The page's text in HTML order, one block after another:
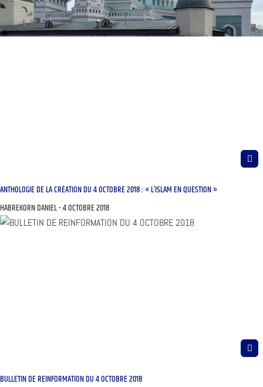
ANTHOLOGIE DE LA CRÉATION DU 4 OCTOBRE 2018 : « L’ISLAM EN QUESTION »
HABREKORN DANIEL 4 OCTOBRE 2018
BULLETIN DE REINFORMATION DU 4 OCTOBRE 2018